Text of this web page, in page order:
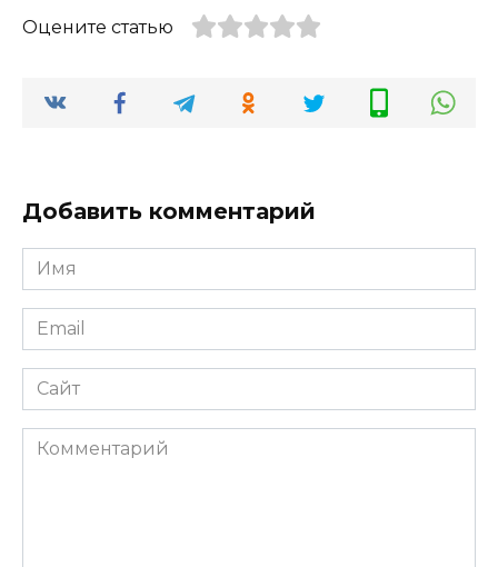
Оцените статью
Добавить комментарий
Имя
*
Email
*
Сайт
Комментарий